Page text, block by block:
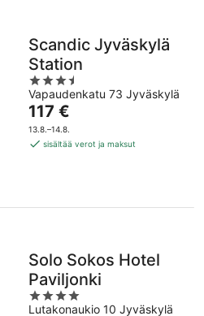
Scandic Jyväskylä
Station
3.5
out
of
5
Vapaudenkatu 73 Jyväskylä
Hinta
on
117 €
117 €
13.8.–14.8.
sisältää verot ja maksut
Solo Sokos Hotel
Paviljonki
4
out
Lutakonaukio 10 Jyväskylä